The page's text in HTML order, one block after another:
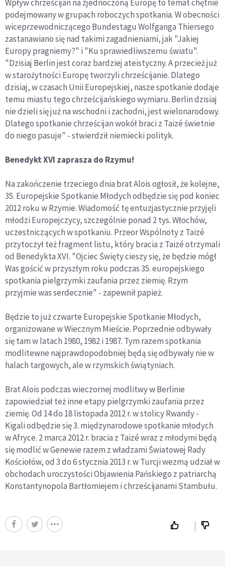
Wpływ chrześcijan na zjednoczoną Europę to temat chętnie
podejmowany w grupach roboczych spotkania. W obecności
wiceprzewodniczącego Bundestagu Wolfganga Thiersego
zastanawiano się nad takimi zagadnieniami, jak "Jakiej
Europy pragniemy?" i "Ku sprawiedliwszemu światu".
"Dzisiaj Berlin jest coraz bardziej ateistyczny. A przecież już
w starożytności Europę tworzyli chrześcijanie. Dlatego
dzisiaj, w czasach Unii Europejskiej, nasze spotkanie dodaje
temu miastu tego chrześcijańskiego wymiaru. Berlin dzisiaj
nie dzieli się już na wschodni i zachodni, jest wielonarodowy.
Dlatego spotkanie chrześcijan wokół braci z Taizé świetnie
do niego pasuje" - stwierdził niemiecki polityk.
Benedykt XVI zaprasza do Rzymu!
Na zakończenie trzeciego dnia brat Alois ogłosił, że kolejne,
35. Europejskie Spotkanie Młodych odbędzie się pod koniec
2012 roku w Rzymie. Wiadomość tę entuzjastycznie przyjęli
młodzi Europejczycy, szczególnie ponad 2 tys. Włochów,
uczestniczących w spotkaniu. Przeor Wspólnoty z Taizé
przytoczył też fragment listu, który bracia z Taizé otrzymali
od Benedykta XVI. "Ojciec Święty cieszy się, że będzie mógł
Was gościć w przyszłym roku podczas 35. europejskiego
spotkania pielgrzymki zaufania przez ziemię. Rzym
przyjmie was serdecznie" - zapewnił papież.
Będzie to już czwarte Europejskie Spotkanie Młodych,
organizowane w Wiecznym Mieście. Poprzednie odbywały
się tam w latach 1980, 1982 i 1987. Tym razem spotkania
modlitewne najprawdopodobniej będą się odbywały nie w
halach targowych, ale w rzymskich świątyniach.
Brat Alois podczas wieczornej modlitwy w Berlinie
zapowiedział też inne etapy pielgrzymki zaufania przez
ziemię. Od 14 do 18 listopada 2012 r. w stolicy Rwandy -
Kigali odbędzie się 3. międzynarodowe spotkanie młodych
w Afryce. 2 marca 2012 r. bracia z Taizé wraz z młodymi będą
się modlić w Genewie razem z władzami Światowej Rady
Kościołów, od 3 do 6 stycznia 2013 r. w Turcji wezmą udział w
obchodach uroczystości Objawienia Pańskiego z patriarchą
Konstantynopola Bartłomiejem i chrześcijanami Stambułu.